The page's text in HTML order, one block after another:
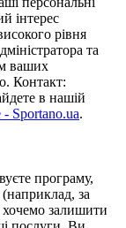
інтерес
рівня
та
ваших
Контакт:
в нашій
- Sportano.ua.
програму,
за
залишити